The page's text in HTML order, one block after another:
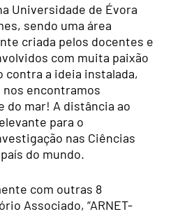
Universidade de Évora
sendo uma área
criada pelos docentes e
com muita paixão
a ideia instalada,
encontramos
do mar! A distância ao
para o
nas Ciências
do mundo.
com outras 8
Associado, “ARNET-